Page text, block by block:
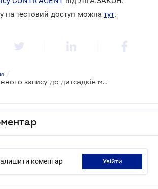
на тестовий доступ можна тут.
/
Систему електронного запису до дитсадків модернізують
коментар увійти